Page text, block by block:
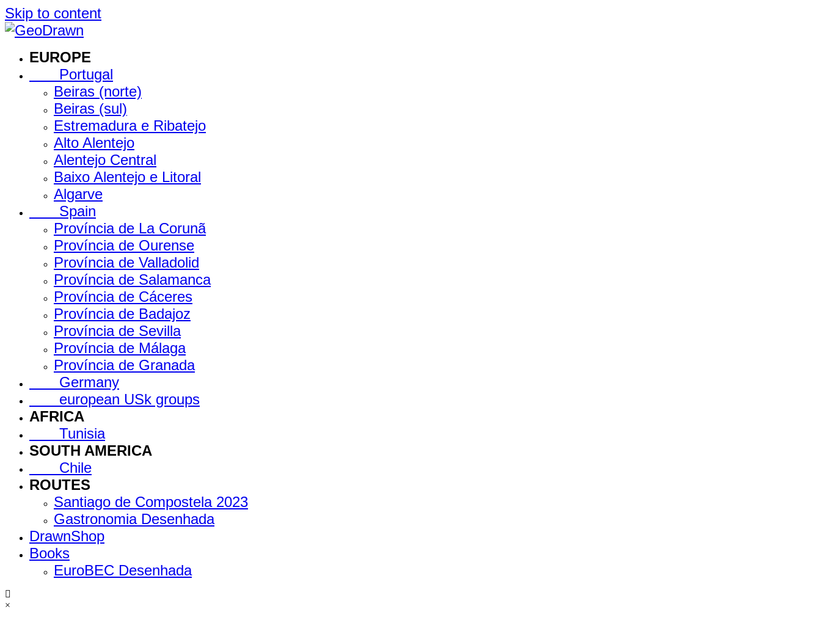
Skip to content
EUROPE
Portugal
Beiras (norte)
Beiras (sul)
Estremadura e Ribatejo
Alto Alentejo
Alentejo Central
Baixo Alentejo e Litoral
Algarve
Spain
Província de La Corunã
Província de Ourense
Província de Valladolid
Província de Salamanca
Província de Cáceres
Província de Badajoz
Província de Sevilla
Província de Málaga
Província de Granada
Germany
european USk groups
AFRICA
Tunisia
SOUTH AMERICA
Chile
ROUTES
Santiago de Compostela 2023
Gastronomia Desenhada
DrawnShop
Books
EuroBEC Desenhada
×